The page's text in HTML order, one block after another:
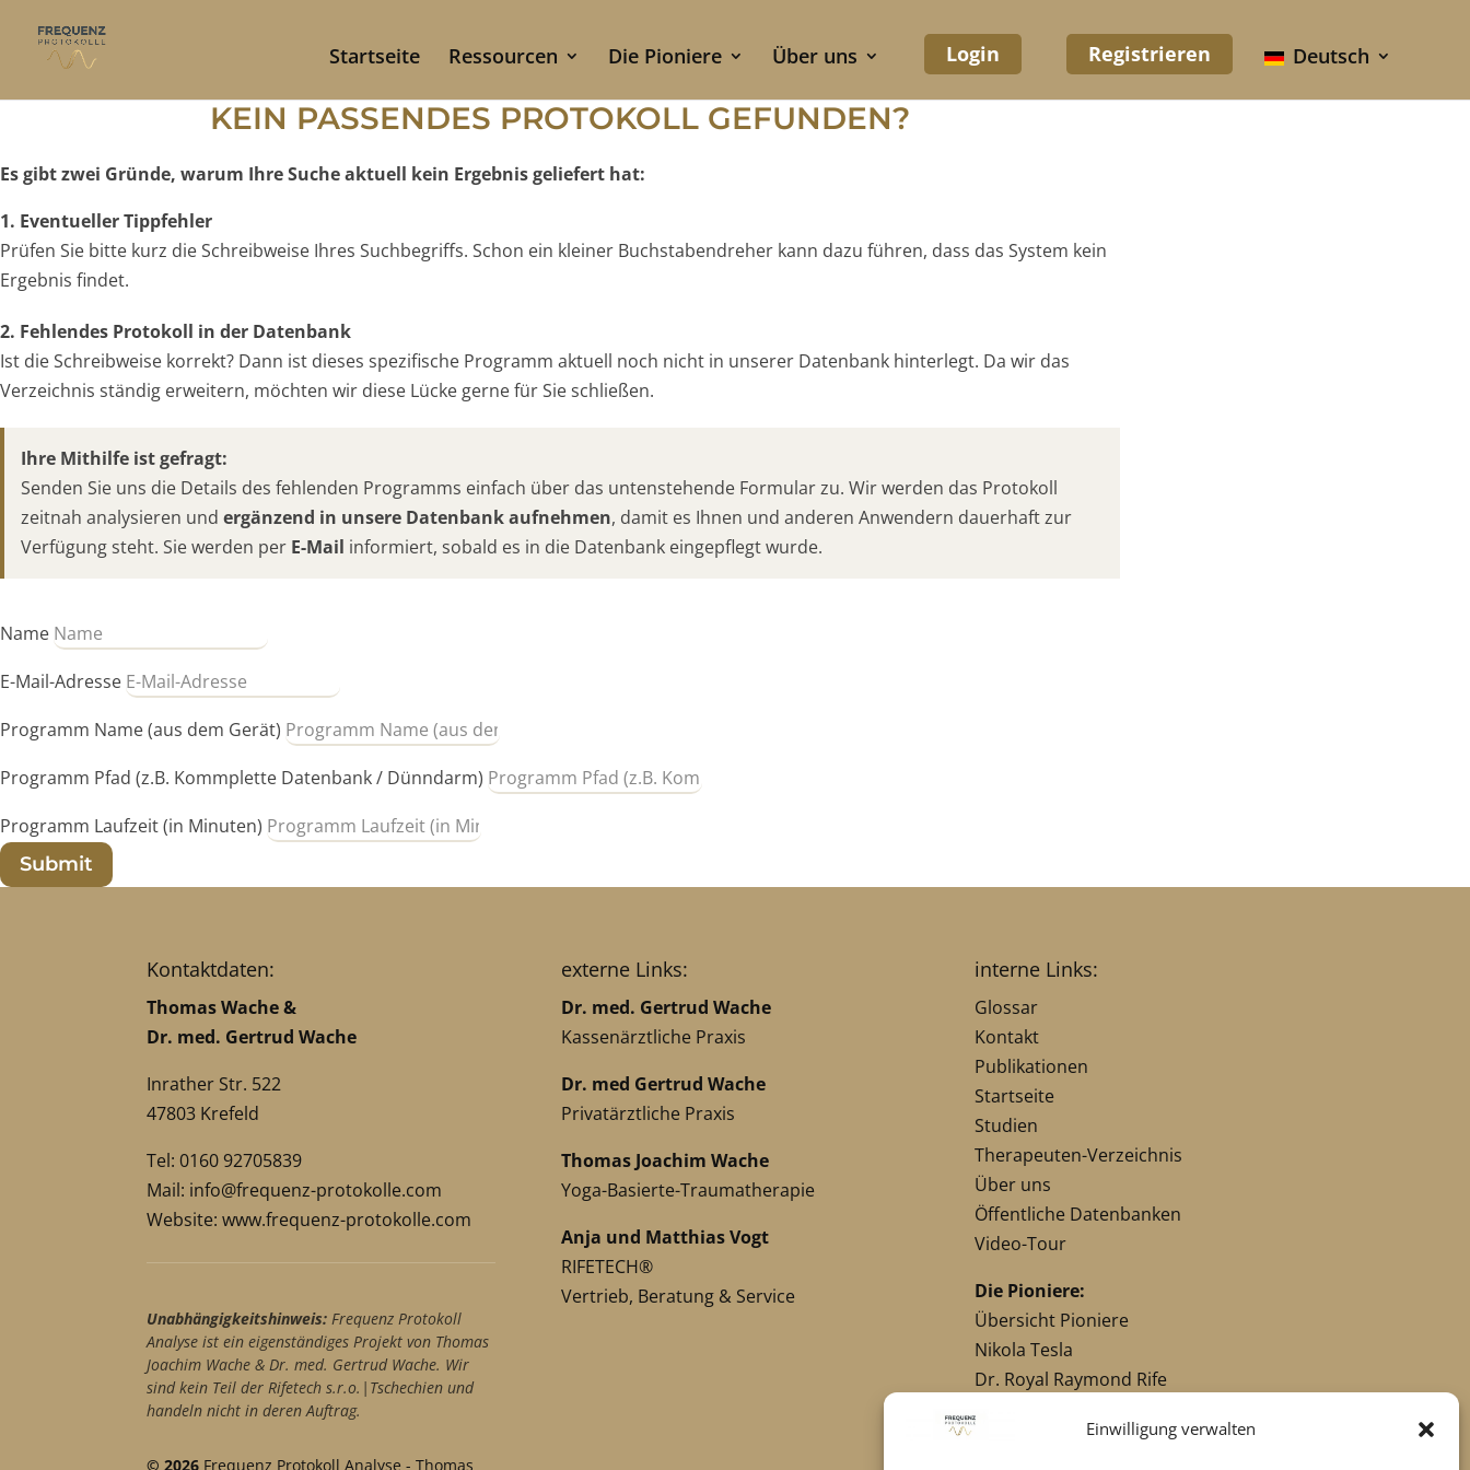
Einwilligung verwalten
Startseite Ressourcen Die Pioniere Über uns Login Registrieren Deutsch
KEIN PASSENDES PROTOKOLL GEFUNDEN?
Es gibt zwei Gründe, warum Ihre Suche aktuell kein Ergebnis geliefert hat:
1. Eventueller Tippfehler
Prüfen Sie bitte kurz die Schreibweise Ihres Suchbegriffs. Schon ein kleiner Buchstabendreher kann dazu führen, dass das System kein
Ergebnis findet.
2. Fehlendes Protokoll in der Datenbank
Ist die Schreibweise korrekt? Dann ist dieses spezifische Programm aktuell noch nicht in unserer Datenbank hinterlegt. Da wir das
Verzeichnis ständig erweitern, möchten wir diese Lücke gerne für Sie schließen.
Ihre Mithilfe ist gefragt:
Senden Sie uns die Details des fehlenden Programms einfach über das untenstehende Formular zu. Wir werden das Protokoll
zeitnah analysieren und ergänzend in unsere Datenbank aufnehmen, damit es Ihnen und anderen Anwendern dauerhaft zur
Verfügung steht. Sie werden per E-Mail informiert, sobald es in die Datenbank eingepflegt wurde.
Name
E-Mail-Adresse
Programm Name (aus dem Gerät)
Programm Pfad (z.B. Kommplette Datenbank / Dünndarm)
Programm Laufzeit (in Minuten)
Submit
Kontaktdaten:
Thomas Wache &
Dr. med. Gertrud Wache
Inrather Str. 522
47803 Krefeld
Tel: 0160 92705839
Mail: info@frequenz-protokolle.com
Website:www.frequenz-protokolle.com
Unabhängigkeitshinweis: Frequenz Protokoll
Analyse ist ein eigenständiges Projekt von Thomas
Joachim Wache & Dr. med. Gertrud Wache. Wir
sind kein Teil der Rifetech s.r.o.|Tschechien und
handeln nicht in deren Auftrag.
© 2026 Frequenz Protokoll Analyse - Thomas
externe Links:
Dr. med. Gertrud Wache
Kassenärztliche Praxis
Dr. med Gertrud Wache
Privatärztliche Praxis
Thomas Joachim Wache
Yoga-Basierte-Traumatherapie
Anja und Matthias Vogt
RIFETECH®
Vertrieb, Beratung & Service
interne Links:
Glossar
Kontakt
Publikationen
Startseite
Studien
Therapeuten-Verzeichnis
Über uns
Öffentliche Datenbanken
Video-Tour
Die Pioniere:
Übersicht Pioniere
Nikola Tesla
Dr. Royal Raymond Rife
Robert C. Beck